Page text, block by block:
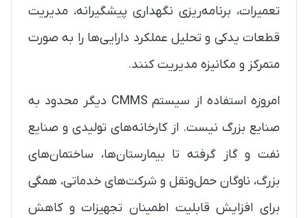
تعمیرات، برنامه‌ریزی نگهداری پیشگیرانه، مدیریت
قطعات یدکی و تحلیل عملکرد دارایی‌ها را به صورت
متمرکز و مکانیزه مدیریت کنند.
امروزه استفاده از سیستم CMMS دیگر محدود به
صنایع بزرگ نیست. از کارخانه‌های تولیدی و صنایع
نفت و گاز گرفته تا بیمارستان‌ها، ساختمان‌های
بزرگ، ناوگان حمل‌ونقل و شرکت‌های خدماتی، همگی
برای افزایش قابلیت اطمینان تجهیزات و کاهش